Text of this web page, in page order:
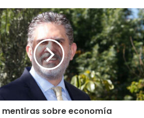
mentiras sobre economía